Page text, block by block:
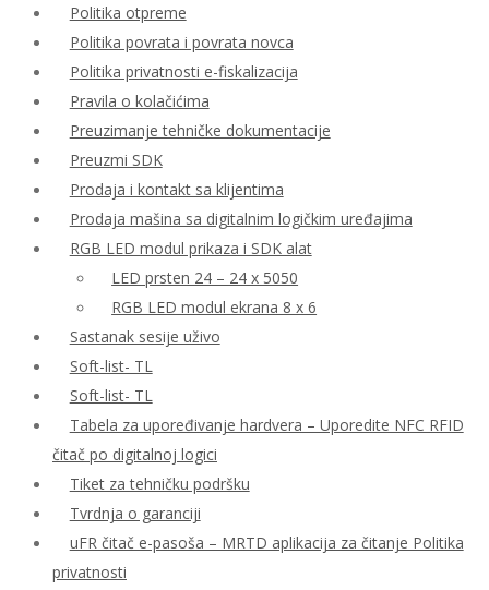
Politika otpreme
Politika povrata i povrata novca
Politika privatnosti e-fiskalizacija
Pravila o kolačićima
Preuzimanje tehničke dokumentacije
Preuzmi SDK
Prodaja i kontakt sa klijentima
Prodaja mašina sa digitalnim logičkim uređajima
RGB LED modul prikaza i SDK alat
LED prsten 24 – 24 x 5050
RGB LED modul ekrana 8 x 6
Sastanak sesije uživo
Soft-list- TL
Soft-list- TL
Tabela za upoređivanje hardvera – Uporedite NFC RFID
čitač po digitalnoj logici
Tiket za tehničku podršku
Tvrdnja o garanciji
uFR čitač e-pasoša – MRTD aplikacija za čitanje Politika
privatnosti